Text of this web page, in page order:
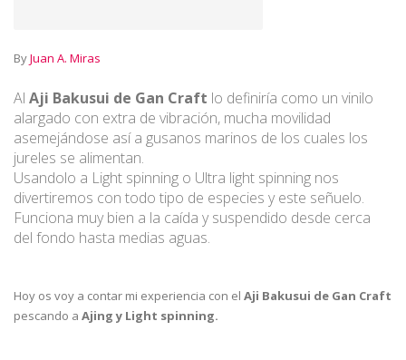
ByJuan A. Miras
Al Aji Bakusui de Gan Craft lo definiría como un vinilo
alargado con extra de vibración, mucha movilidad
asemejándose así a gusanos marinos de los cuales los
jureles se alimentan.
Usandolo a Light spinning o Ultra light spinning nos
divertiremos con todo tipo de especies y este señuelo.
Funciona muy bien a la caída y suspendido desde cerca
del fondo hasta medias aguas.
Hoy os voy a contar mi experiencia con el Aji Bakusui de Gan Craft
pescando a Ajing y Light spinning.